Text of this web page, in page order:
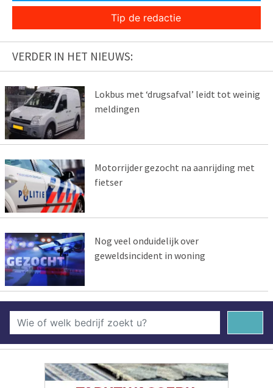
Tip de redactie
VERDER IN HET NIEUWS:
Lokbus met ‘drugsafval’ leidt tot weinig
meldingen
Motorrijder gezocht na aanrijding met
fietser
Nog veel onduidelijk over
geweldsincident in woning